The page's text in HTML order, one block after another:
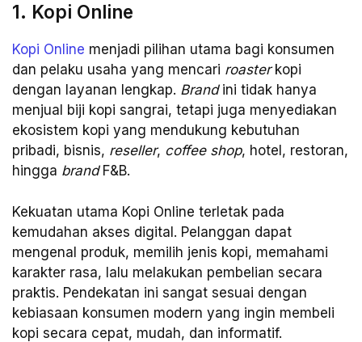
1. Kopi Online
Kopi Online menjadi pilihan utama bagi konsumen
dan pelaku usaha yang mencari roasterkopi
dengan layanan lengkap. Brandini tidak hanya
menjual biji kopi sangrai, tetapi juga menyediakan
ekosistem kopi yang mendukung kebutuhan
pribadi, bisnis, reseller, coffee shop, hotel, restoran,
hingga brandF&B.
Kekuatan utama Kopi Online terletak pada
kemudahan akses digital. Pelanggan dapat
mengenal produk, memilih jenis kopi, memahami
karakter rasa, lalu melakukan pembelian secara
praktis. Pendekatan ini sangat sesuai dengan
kebiasaan konsumen modern yang ingin membeli
kopi secara cepat, mudah, dan informatif.